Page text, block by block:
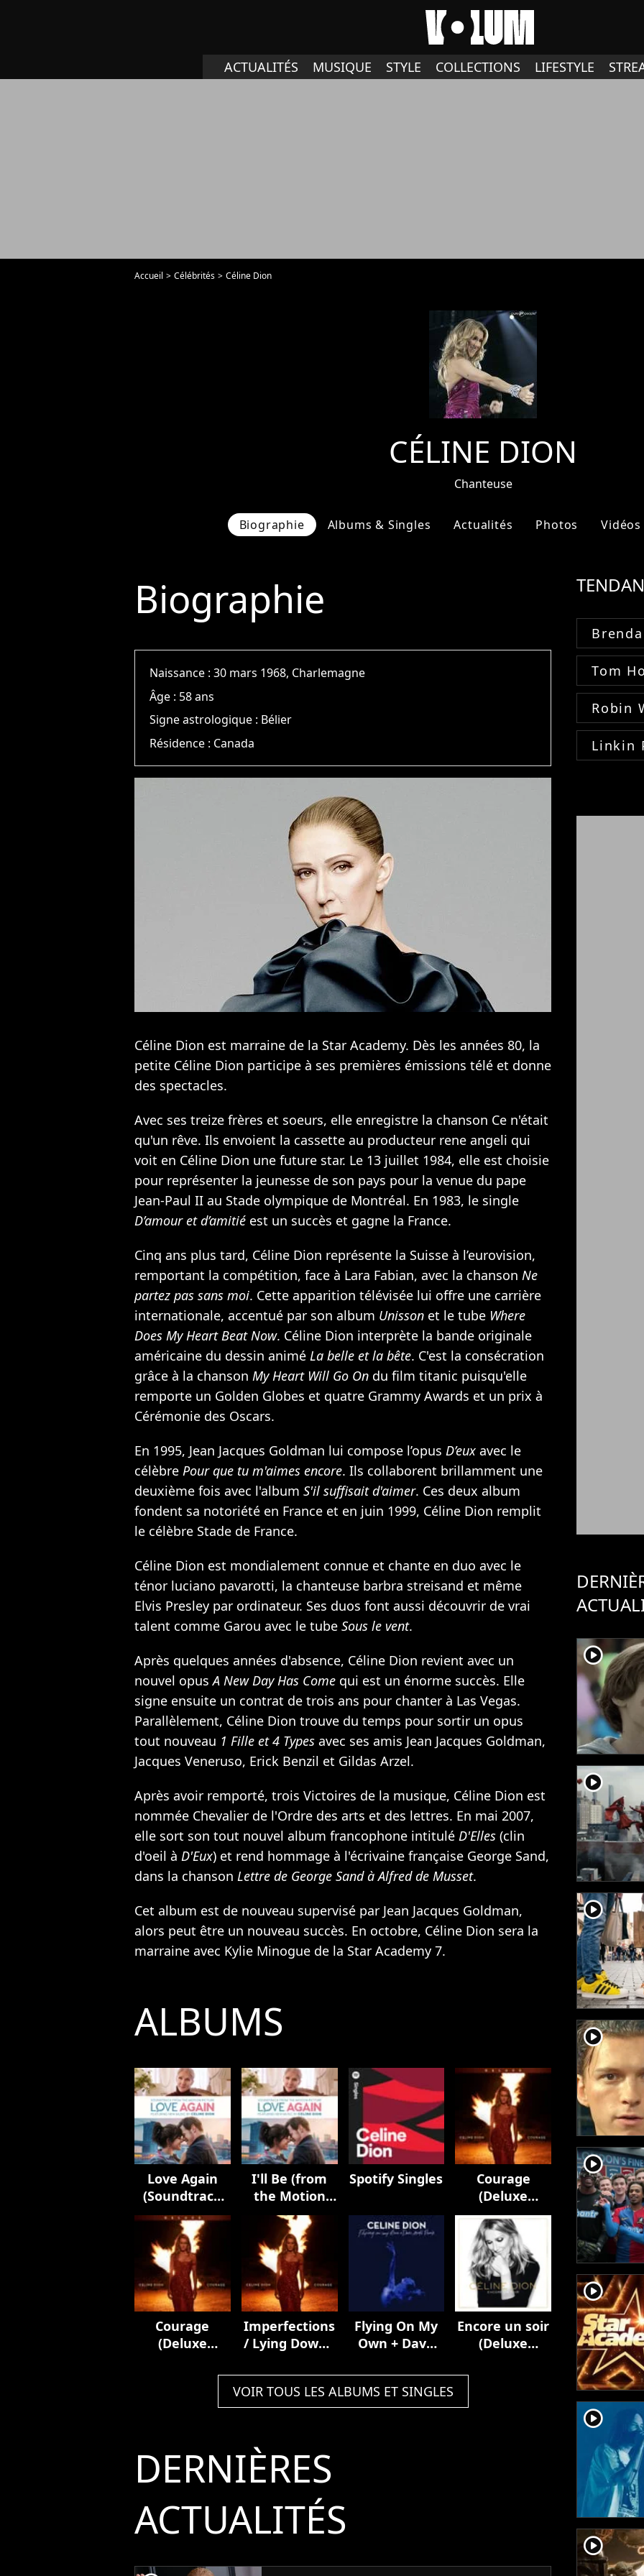
ACTUALITÉS MUSIQUE STYLE COLLECTIONS LIFESTYLE
Accueil Célébrités Céline Dion
CÉLINE DION
Chanteuse
Biographie Albums & Singles Actualités Photos Vidéos
Biographie
Naissance :30 mars 1968, Charlemagne
Âge : 58 ans
Signe astrologique : Bélier
Résidence : Canada
Céline Dion est marraine de la Star Academy. Dès les années 80, la
petite Céline Dion participe à ses premières émissions télé et donne
des spectacles.
Avec ses treize frères et soeurs, elle enregistre la chanson Ce n'était
qu'un rêve. Ils envoient la cassette au producteur rene angeli qui
voit en Céline Dion une future star. Le 13 juillet 1984, elle est choisie
pour représenter la jeunesse de son pays pour la venue du pape
Jean-Paul II au Stade olympique de Montréal. En 1983, le single
D’amour et d’amitié est un succès et gagne la France.
Cinq ans plus tard, Céline Dion représente la Suisse à l’eurovision,
remportant la compétition, face à Lara Fabian, avec la chanson Ne
partez pas sans moi. Cette apparition télévisée lui offre une carrière
internationale, accentué par son album Unisson et le tube Where
Does My Heart Beat Now. Céline Dion interprète la bande originale
américaine du dessin animé La belle et la bête. C'est la consécration
grâce à la chanson My Heart Will Go On du film titanic puisqu'elle
remporte un Golden Globes et quatre Grammy Awards et un prix à
Cérémonie des Oscars.
En 1995, Jean Jacques Goldman lui compose l’opus D’eux avec le
célèbre Pour que tu m'aimes encore. Ils collaborent brillamment une
deuxième fois avec l'album S'il suffisait d'aimer. Ces deux album
fondent sa notoriété en France et en juin 1999, Céline Dion remplit
le célèbre Stade de France.
Céline Dion est mondialement connue et chante en duo avec le
ténor luciano pavarotti, la chanteuse barbra streisand et même
Elvis Presley par ordinateur. Ses duos font aussi découvrir de vrai
talent comme Garou avec le tube Sous le vent.
Après quelques années d'absence, Céline Dion revient avec un
nouvel opusA New Day Has Come qui est un énorme succès. Elle
signe ensuite un contrat de trois ans pour chanter à Las Vegas.
Parallèlement, Céline Dion trouve du temps pour sortir un opus
tout nouveau 1 Fille et 4 Types avec ses amis Jean Jacques Goldman,
Jacques Veneruso, Erick Benzil et Gildas Arzel.
Après avoir remporté, trois Victoires de la musique, Céline Dion est
nommée Chevalier de l'Ordre des arts et des lettres. En mai 2007,
elle sort son tout nouvel album francophone intitulé D'Elles (clin
d'oeil à D'Eux) et rend hommage à l'écrivaine française George Sand,
dans la chanson Lettre de George Sand à Alfred de Musset.
Cet album est de nouveau supervisé par Jean Jacques Goldman,
alors peut être un nouveau succès. En octobre, Céline Dion sera la
marraine avec Kylie Minogue de la Star Academy 7.
ALBUMS
Love Again
(Soundtrack
from the
Motion
Picture)
I'll Be (from
the Motion
Picture
Soundtrack
Love Again)
Spotify Singles
Courage
(Deluxe
Edition)
Courage
(Deluxe
Imperfections
/ Lying Down /
Flying On My
Own + Dave
Encore un soir
(Deluxe
VOIR TOUS LES ALBUMS ET SINGLES
DERNIÈRES
ACTUALITÉS
Tom
Robin
Linkin
player2
player2
player2
player2
player2
player2
player2
player2